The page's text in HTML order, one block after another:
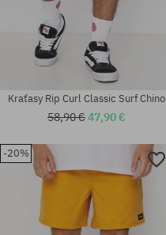
Kraťasy Rip Curl Classic Surf Chino
58,90 €47,90 €
-20%